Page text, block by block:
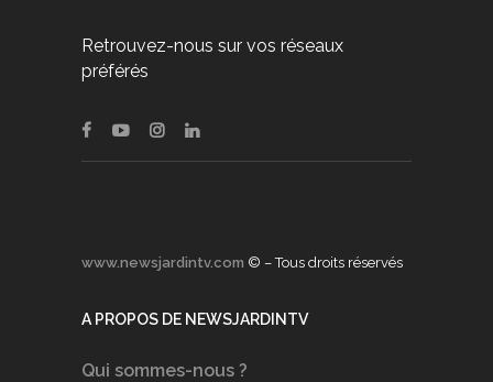
Retrouvez-nous sur vos réseaux
préférés
www.newsjardintv.com © – Tous droits réservés
A PROPOS DE NEWSJARDINTV
Qui sommes-nous ?